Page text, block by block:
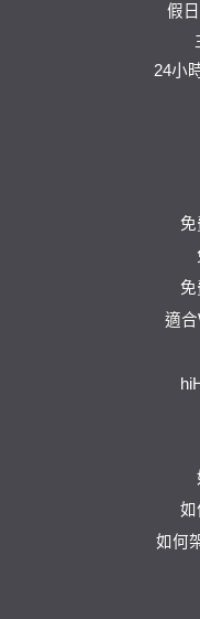
假
24小
適
如
如何